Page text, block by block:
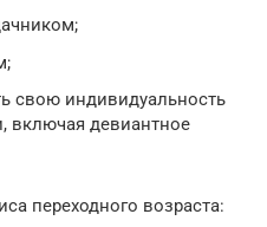
свою индивидуальность
включая девиантное
переходного возраста: